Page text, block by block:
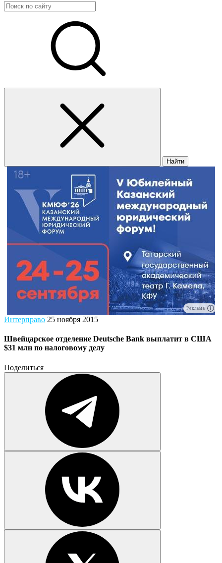
Найти
Реклама
Интерправо 25 ноября 2015
Швейцарское отделение Deutsche Bank выплатит в США
$31 млн по налоговому делу
Поделиться